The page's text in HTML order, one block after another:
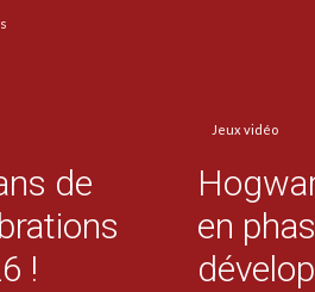
de
!
Jeux vidéo
en